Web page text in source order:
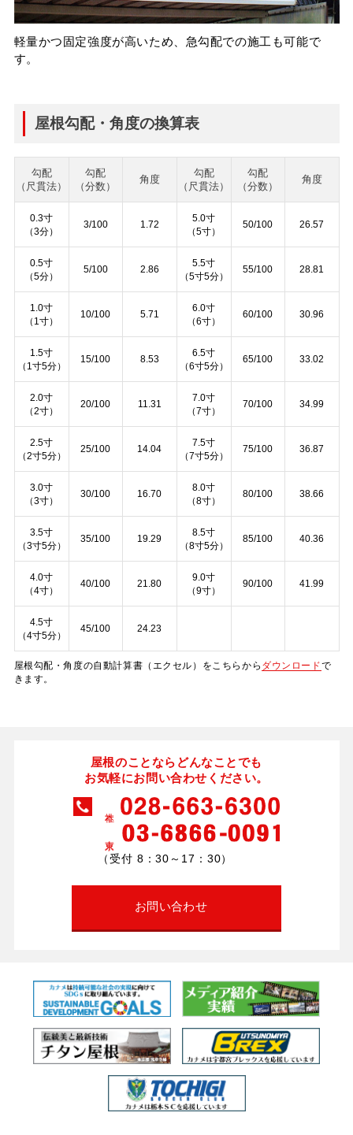
軽量かつ固定強度が高いため、急勾配での施工も可能で
す。
屋根勾配・角度の換算表
勾配
（尺貫法）
勾配
（分数）
角度
勾配
（尺貫法）
勾配
（分数）
角度
0.3寸
（3分）
3/100 1.72
5.0寸
（5寸）
50/100 26.57
0.5寸
（5分）
5/100 2.86
5.5寸
（5寸5分）
55/100 28.81
1.0寸
（1寸）
10/100 5.71
6.0寸
（6寸）
60/100 30.96
1.5寸
（1寸5分）
15/100 8.53
6.5寸
（6寸5分）
65/100 33.02
2.0寸
（2寸）
20/100 11.31
7.0寸
（7寸）
70/100 34.99
2.5寸
（2寸5分）
25/100 14.04
7.5寸
（7寸5分）
75/100 36.87
3.0寸
（3寸）
30/100 16.70
8.0寸
（8寸）
80/100 38.66
3.5寸
（3寸5分）
35/100 19.29
8.5寸
（8寸5分）
85/100 40.36
4.0寸
（4寸）
40/100 21.80
9.0寸
（9寸）
90/100 41.99
4.5寸
（4寸5分）
45/100 24.23
屋根勾配・角度の自動計算書（エクセル）をこちらから ダウンロードで
きます。
屋根のことならどんなことでも
お気軽にお問い合わせください。
（受付 8：30～17：30）
お問い合わせ